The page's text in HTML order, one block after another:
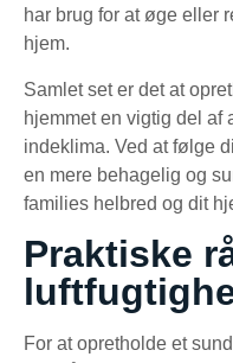
har brug for at øge eller
hjem.
Samlet set er det at
hjemmet en vigtig del af
indeklima. Ved at følge
en mere behagelig og
families helbred og dit
Praktiske
For at opretholde et